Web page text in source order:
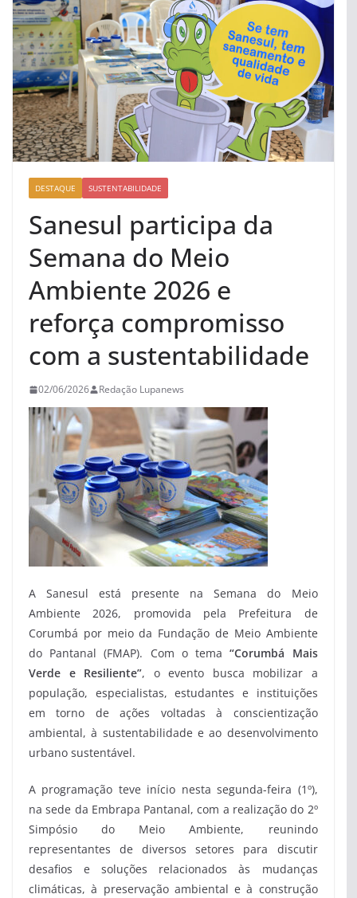
DESTAQUE SUSTENTABILIDADE
Sanesul participa da
Semana do Meio
Ambiente 2026 e
reforça compromisso
com a sustentabilidade
02/06/2026 Redação Lupanews
A Sanesul está presente na Semana do Meio
Ambiente 2026, promovida pela Prefeitura de
Corumbá por meio da Fundação de Meio Ambiente
do Pantanal (FMAP). Com o tema“Corumbá Mais
Verde e Resiliente”, o evento busca mobilizar a
população, especialistas, estudantes e instituições
em torno de ações voltadas à conscientização
ambiental, à sustentabilidade e ao desenvolvimento
urbano sustentável.
A programação teve início nesta segunda-feira (1º),
na sede da Embrapa Pantanal, com a realização do 2º
Simpósio do Meio Ambiente, reunindo
representantes de diversos setores para discutir
desafios e soluções relacionados às mudanças
climáticas, à preservação ambiental e à construção